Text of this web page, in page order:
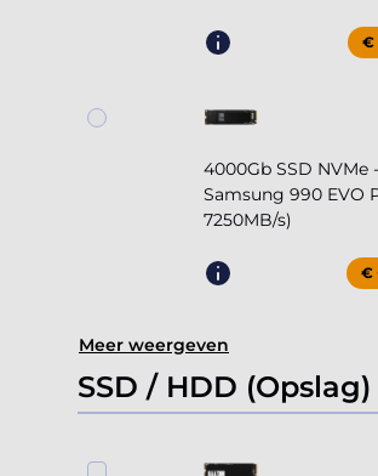
€
4000Gb SSD NVMe -
Samsung 990 EVO
7250MB/s)
€
Meer weergeven
SSD / HDD (Opslag)